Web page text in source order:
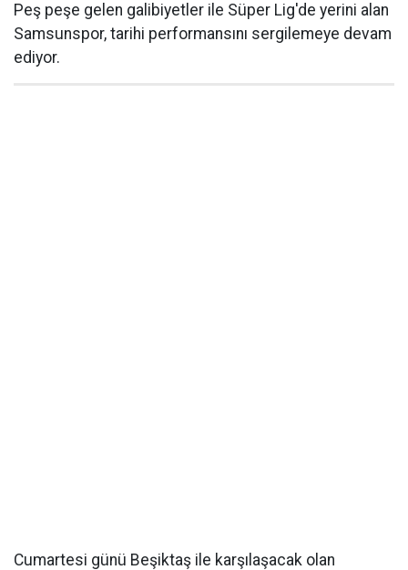
Peş peşe gelen galibiyetler ile Süper Lig'de yerini alan
Samsunspor, tarihi performansını sergilemeye devam
ediyor.
Cumartesi günü Beşiktaş ile karşılaşacak olan